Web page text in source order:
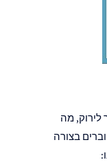
לירוק, מה
בצורה